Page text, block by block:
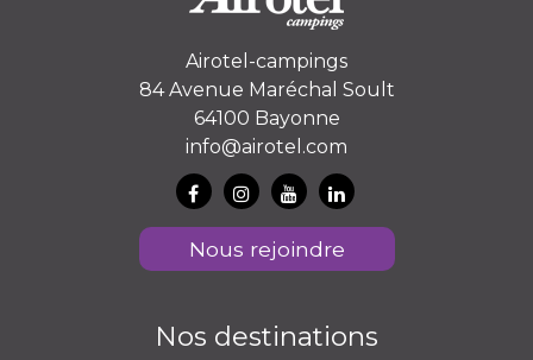
Airotel-campings
84 Avenue Maréchal Soult
64100 Bayonne
info@airotel.com
Nous rejoindre
Nos destinations